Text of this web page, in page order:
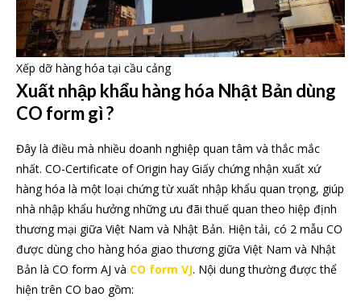
Xếp dỡ hàng hóa tại cầu cảng
Xuất nhập khẩu hàng hóa Nhật Bản dùng
CO form gì ?
Đây là điều mà nhiều doanh nghiệp quan tâm và thắc mắc
nhất. CO-Certificate of Origin hay Giấy chứng nhận xuất xứ
hàng hóa là một loại chứng từ xuất nhập khẩu quan trọng, giúp
nhà nhập khẩu hưởng những ưu đãi thuế quan theo hiệp định
thương mại giữa Việt Nam và Nhật Bản. Hiện tải, có 2 mẫu CO
được dùng cho hàng hóa giao thương giữa Việt Nam và Nhật
Bản là CO form AJ và CO form VJ. Nội dung thường được thể
hiện trên CO bao gồm: